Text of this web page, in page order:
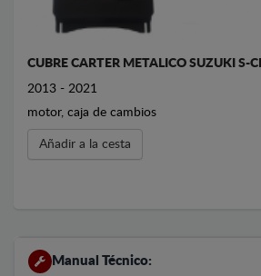
CUBRE CARTER METALICO SUZUKI S-
2013 - 2021
motor, caja de cambios
Añadir a la cesta
Manual Técnico: